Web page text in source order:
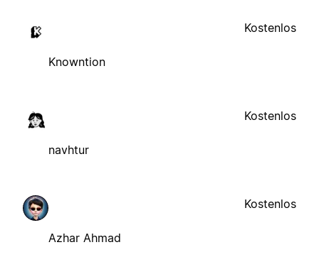
Knowntion
Kostenlos
navhtur
Kostenlos
Azhar Ahmad
Kostenlos